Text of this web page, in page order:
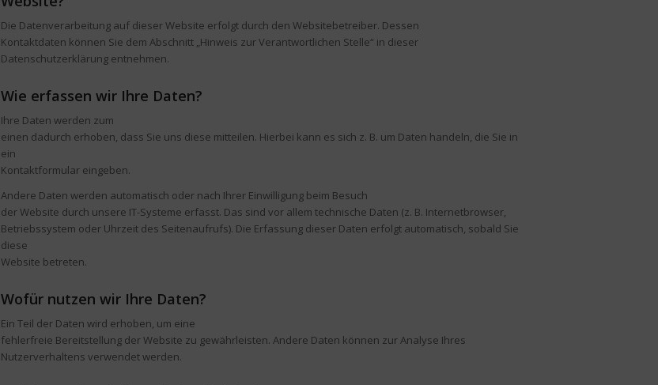
Die Datenverarbeitung auf dieser Website erfolgt durch den Websitebetreiber. Dessen
Kontaktdaten können Sie dem Abschnitt „Hinweis zur Verantwortlichen Stelle“ in dieser
Datenschutzerklärung entnehmen.
Wie erfassen wir Ihre Daten?
Ihre Daten werden zum
einen dadurch erhoben, dass Sie uns diese mitteilen. Hierbei kann es sich z. B. um Daten handeln, die Sie in
ein
Kontaktformular eingeben.
Andere Daten werden automatisch oder nach Ihrer Einwilligung beim Besuch
der Website durch unsere IT-Systeme erfasst. Das sind vor allem technische Daten (z. B. Internetbrowser,
Betriebssystem oder Uhrzeit des Seitenaufrufs). Die Erfassung dieser Daten erfolgt automatisch, sobald Sie
diese
Website betreten.
Wofür nutzen wir Ihre Daten?
Ein Teil der Daten wird erhoben, um eine
fehlerfreie Bereitstellung der Website zu gewährleisten. Andere Daten können zur Analyse Ihres
Nutzerverhaltens verwendet werden.